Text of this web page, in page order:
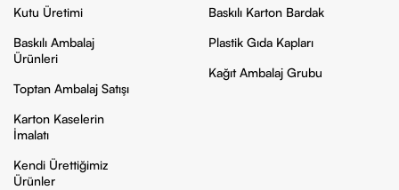
Kutu Üretimi
Baskılı Ambalaj
Ürünleri
Toptan Ambalaj Satışı
Karton Kaselerin
İmalatı
Kendi Ürettiğimiz
Ürünler
Baskılı Karton Bardak
Plastik Gıda Kapları
Kağıt Ambalaj Grubu